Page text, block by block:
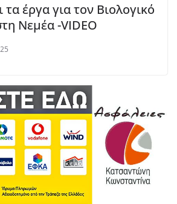
τα έργα για τον Βιολογικό
Νεμέα -VIDEO